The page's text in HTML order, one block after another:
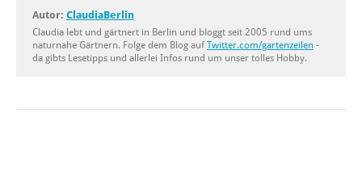
Autor: ClaudiaBerlin
Claudia lebt und gärtnert in Berlin und bloggt seit 2005 rund ums
naturnahe Gärtnern. Folge dem Blog aufTwitter.com/gartenzeilen -
da gibts Lesetipps und allerlei Infos rund um unser tolles Hobby.